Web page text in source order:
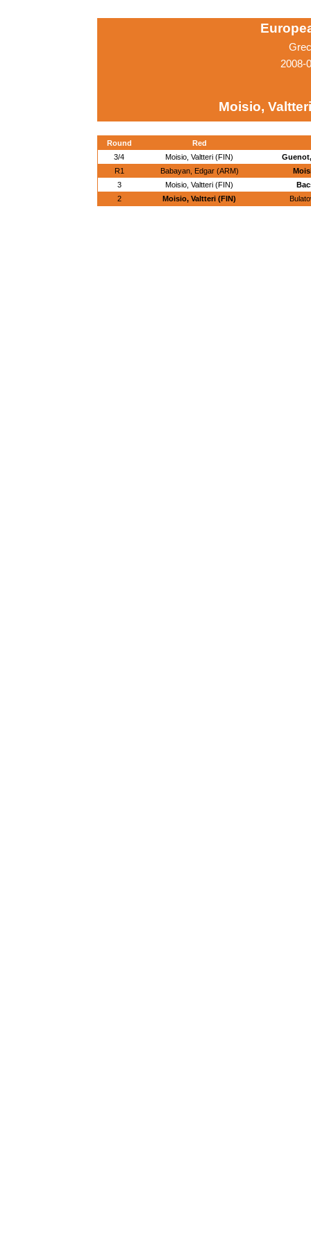
2008-
Moisio,
Round
Red
3/4
Moisio, Valtteri (FIN)
R1
Babayan, Edgar (ARM)
3
Moisio, Valtteri (FIN)
2
Moisio, Valtteri (FIN)